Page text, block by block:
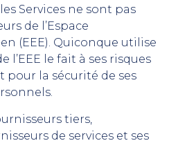
Services ne sont pas
de l’Espace
(EEE). Quiconque utilise
l’EEE le fait à ses risques
la sécurité de ses
tiers,
de services et ses